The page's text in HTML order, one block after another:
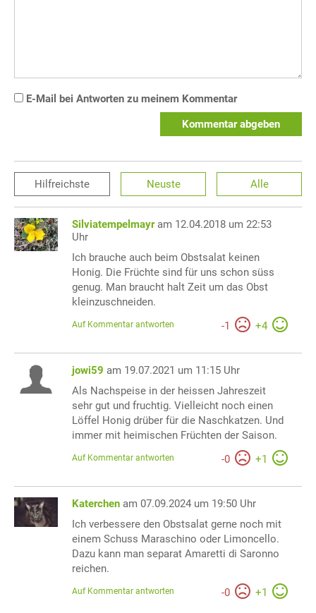
E-Mail bei Antworten zu meinem Kommentar
Kommentar abgeben
Hilfreichste Neuste Alle
Silviatempelmayr am 12.04.2018 um 22:53
Uhr
Ich brauche auch beim Obstsalat keinen
Honig. Die Früchte sind für uns schon süss
genug. Man braucht halt Zeit um das Obst
kleinzuschneiden.
-1 +4
Auf Kommentar antworten
jowi59 am 19.07.2021 um 11:15 Uhr
Als Nachspeise in der heissen Jahreszeit
sehr gut und fruchtig. Vielleicht noch einen
Löffel Honig drüber für die Naschkatzen. Und
immer mit heimischen Früchten der Saison.
-0 +1
Auf Kommentar antworten
Katerchen am 07.09.2024 um 19:50 Uhr
Ich verbessere den Obstsalat gerne noch mit
einem Schuss Maraschino oder Limoncello.
Dazu kann man separat Amaretti di Saronno
reichen.
-0 +1
Auf Kommentar antworten